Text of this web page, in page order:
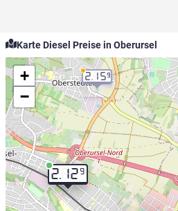
Karte Diesel Preise in Oberursel
2.129
2.159
+
−